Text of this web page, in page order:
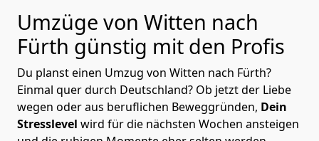
Umzüge von Witten nach
Fürth günstig mit den Profis
Du planst einen Umzug von Witten nach Fürth?
Einmal quer durch Deutschland? Ob jetzt der Liebe
wegen oder aus beruflichen Beweggründen, Dein
Stresslevel wird für die nächsten Wochen ansteigen